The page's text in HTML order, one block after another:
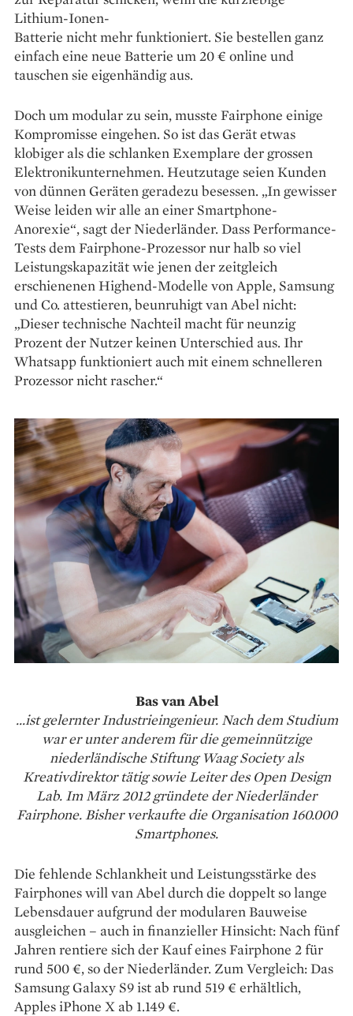
Lithium-Ionen-
Batterie nicht mehr funktioniert. Sie bestellen ganz
einfach eine neue Batterie um 20 € online und
tauschen sie eigenhändig aus.
Doch um modular zu sein, musste Fairphone einige
Kompromisse eingehen. So ist das Gerät etwas
klobiger als die schlanken Exemplare der grossen
Elektronikunternehmen. Heutzutage seien Kunden
von dünnen Geräten geradezu besessen. „In gewisser
Weise leiden wir alle an einer Smartphone-
Anorexie“, sagt der Niederländer. Dass Performance-
Tests dem Fairphone-Prozessor nur halb so viel
Leistungskapazität wie jenen der zeitgleich
erschienenen Highend-Modelle von Apple, Samsung
und Co. attestieren, beunruhigt van Abel nicht:
„Dieser technische Nachteil macht für neunzig
Prozent der Nutzer keinen Unterschied aus. Ihr
Whatsapp funktioniert auch mit einem schnelleren
Prozessor nicht rascher.“
Bas van Abel
…ist gelernter Industrieingenieur. Nach dem Studium
war er unter anderem für die gemeinnützige
niederländische Stiftung Waag Society als
Kreativdirektor tätig sowie Leiter des Open Design
Lab. Im März 2012 gründete der Niederländer
Fairphone. Bisher verkaufte die Organisation 160.000
Smartphones.
Die fehlende Schlankheit und Leistungsstärke des
Fairphones will van Abel durch die doppelt so lange
Lebensdauer aufgrund der modularen Bauweise
ausgleichen – auch in finanzieller Hinsicht: Nach fünf
Jahren rentiere sich der Kauf eines Fairphone 2 für
rund 500 €, so der Niederländer. Zum Vergleich: Das
Samsung Galaxy S9 ist ab rund 519 € erhältlich,
Apples iPhone X ab 1.149 €.